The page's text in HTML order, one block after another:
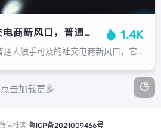
微信小店推客，社交电商新风口，普通人也能轻松创收，微信小店推客，普通人掘金社交电商的新风口 1.4K
，微信小店推客正成为普通人触手可及的社交电商新风口，它依托于微信庞大的社交生态，让每个人都能通过分享微信小店中的商品链接来赚取佣金，其操作门槛极低，无需囤货、发货和售后，大大降低了创业成本和风险，用户只需将商品分享给好友、微...
点击加载更多
信推客 鲁ICP备2021009466号